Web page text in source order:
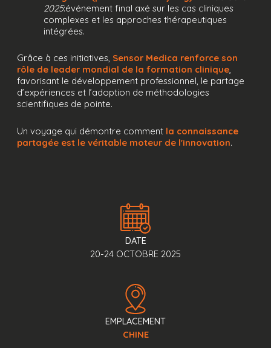
2025:événement final axé sur les cas cliniques
complexes et les approches thérapeutiques
intégrées.
Grâce à ces initiatives, Sensor Medica renforce son
rôle de leader mondial de la formation clinique,
favorisant le développement professionnel, le partage
d’expériences et l’adoption de méthodologies
scientifiques de pointe.
Un voyage qui démontre comment la connaissance
partagée est le véritable moteur de l'innovation.
DATE
20-24 OCTOBRE 2025
EMPLACEMENT
CHINE